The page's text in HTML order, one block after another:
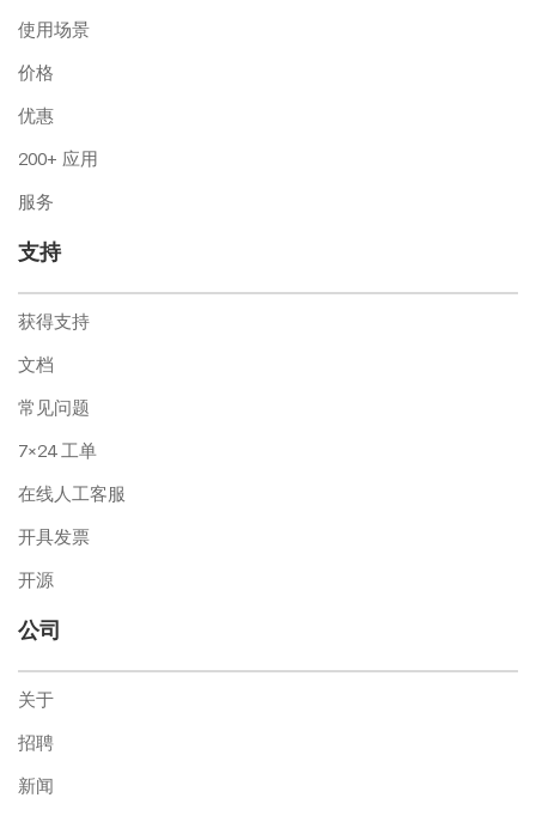
使用场景
价格
优惠
200+ 应用
服务
支持
获得支持
文档
常见问题
7×24 工单
在线人工客服
开具发票
开源
公司
关于
招聘
新闻